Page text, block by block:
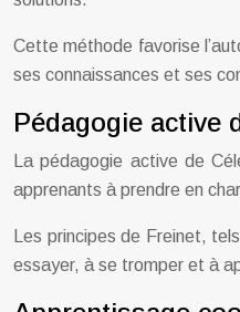
Cette méthode favorise
ses connaissances et ses
Pédagogie active
La pédagogie active de
apprenants à prendre en
Les principes de Freinet,
essayer, à se tromper et à